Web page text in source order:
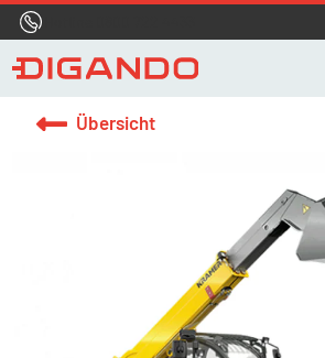
Übersicht